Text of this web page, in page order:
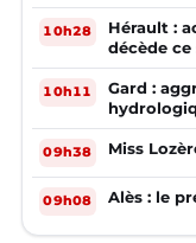
10h28
Hérault :
décède
10h11
Gard :
09h38 Miss
09h08 Alès : le